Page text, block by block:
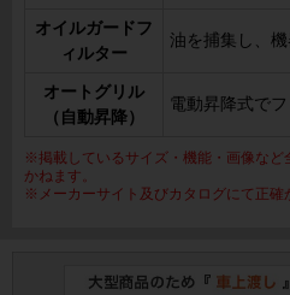
オイルガードフ
ィルター
油を捕集し、機
オートグリル
（自動昇降）
電動昇降式でフ
※掲載しているサイズ・機能・画像など
かねます。
※メーカーサイト及びカタログにて正確